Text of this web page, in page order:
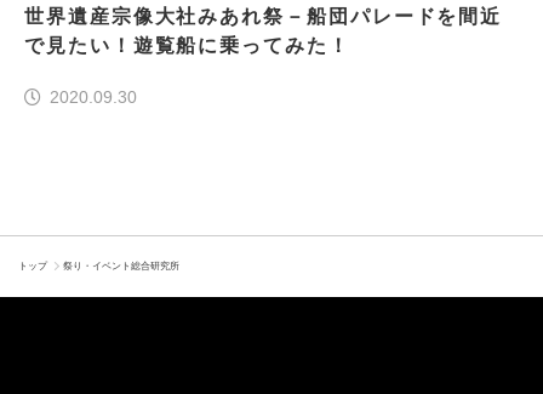
世界遺産宗像大社みあれ祭－船団パレードを間近
で見たい！遊覧船に乗ってみた！
2020.09.30
トップ 祭り・イベント総合研究所